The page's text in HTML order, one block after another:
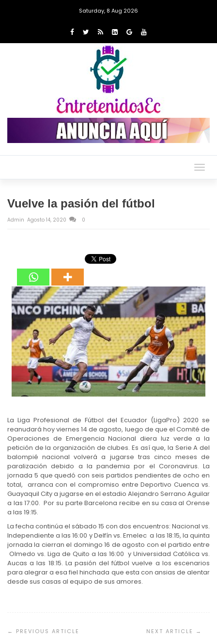
Saturday, 8 Aug 2026
Vuelve la pasión del fútbol
Admin Agosto 14, 2020 0
La Liga Profesional de Fútbol del Ecuador (LigaPro) 2020 se
reanudará hoy viernes 14 de agosto, luego de que el Comité de
Operaciones de Emergencia Nacional diera luz verde a la
petición de la organización de clubes. Es así que, la Serie A del
balompié nacional volverá a jugarse tras cinco meses de
paralización debido a la pandemia por el Coronavirus. La
jornada 5 que quedó con seis partidos pendientes de ocho en
total, arranca con el compromiso entre Deportivo Cuenca vs.
Guayaquil City a jugarse en el estadio Alejandro Serrano Aguilar
a las 17:00. Por su parte Barcelona recibe en su casa al Orense
a las 19:15.
La fecha continúa el sábado 15 con dos encuentros: Nacional vs.
Independiente a las 16:00 y Delfín vs. Emelec a las 18:15, la quinta
jornada la cierran el domingo 16 de agosto con el partido entre
Olmedo vs. Liga de Quito a las 16:00 y Universidad Católica vs.
Aucas a las 18:15. La pasión del fútbol vuelve a los escenarios
para alegrar a esa fiel hinchada que esta con ansias de alentar
desde sus casas al equipo de sus amores.
de